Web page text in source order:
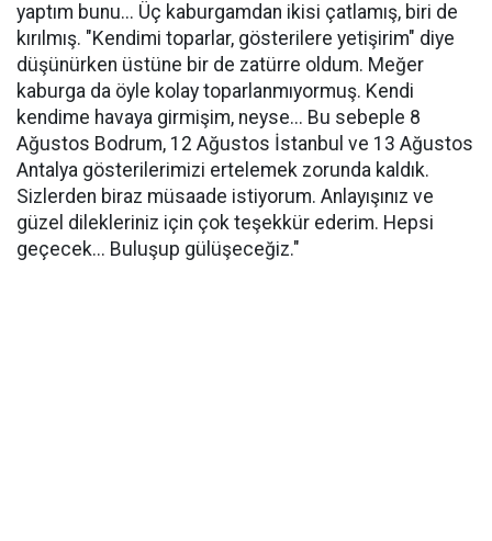
yaptım bunu... Üç kaburgamdan ikisi çatlamış, biri de
kırılmış. "Kendimi toparlar, gösterilere yetişirim" diye
düşünürken üstüne bir de zatürre oldum. Meğer
kaburga da öyle kolay toparlanmıyormuş. Kendi
kendime havaya girmişim, neyse... Bu sebeple 8
Ağustos Bodrum, 12 Ağustos İstanbul ve 13 Ağustos
Antalya gösterilerimizi ertelemek zorunda kaldık.
Sizlerden biraz müsaade istiyorum. Anlayışınız ve
güzel dilekleriniz için çok teşekkür ederim. Hepsi
geçecek... Buluşup gülüşeceğiz."